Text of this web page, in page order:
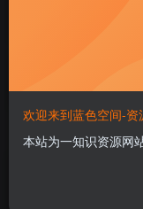
首页 自媒体类 正文
快手小游戏刷
作，手机有电
欢迎来到蓝色空间-资
本站为一知识资源网